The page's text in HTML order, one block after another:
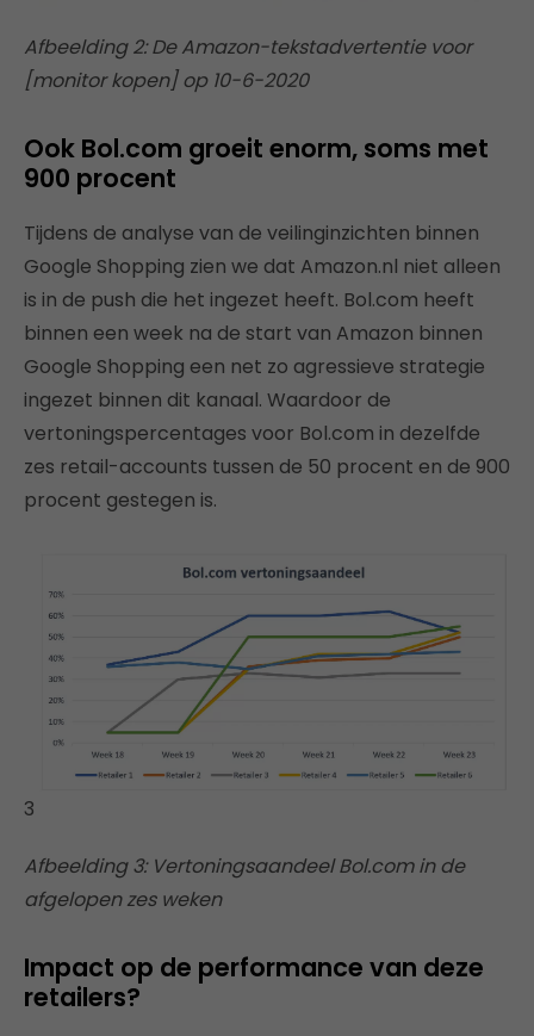
Afbeelding 2: De Amazon-tekstadvertentie voor
[monitor kopen] op 10-6-2020
Ook Bol.com groeit enorm, soms met
900 procent
Tijdens de analyse van de veilinginzichten binnen
Google Shopping zien we dat Amazon.nl niet alleen
is in de push die het ingezet heeft. Bol.com heeft
binnen een week na de start van Amazon binnen
Google Shopping een net zo agressieve strategie
ingezet binnen dit kanaal. Waardoor de
vertoningspercentages voor Bol.com in dezelfde
zes retail-accounts tussen de 50 procent en de 900
procent gestegen is.
3
Afbeelding 3: Vertoningsaandeel Bol.com in de
afgelopen zes weken
Impact op de performance van deze
retailers?